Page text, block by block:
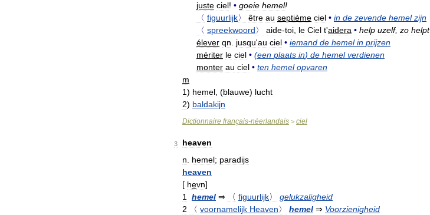
juste ciel! • goeie hemel!
〈 figuurlijk〉 être au septième ciel • in de zevende hemel zijn
〈 spreekwoord〉 aide-toi, le Ciel t'aidera • help uzelf, zo helpt
élever qn. jusqu'au ciel • iemand de hemel in prijzen
mériter le ciel • (een plaats in) de hemel verdienen
monter au ciel • ten hemel opvaren
m
1) hemel, (blauwe) lucht
2) baldakijn
Dictionnaire français-néerlandais > ciel
3
heaven
n. hemel; paradijs
heaven
[ hevn]
1 hemel ⇒ 〈 figuurlijk〉
gelukzaligheid
2
〈 voornamelijk Heaven〉 hemel ⇒ Voorzienigheid